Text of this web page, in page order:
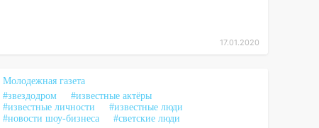
17.01.2020
Молодежная газета
#звездодром
#известные актёры
#известные личности
#известные люди
#новости шоу-бизнеса
#светские люди